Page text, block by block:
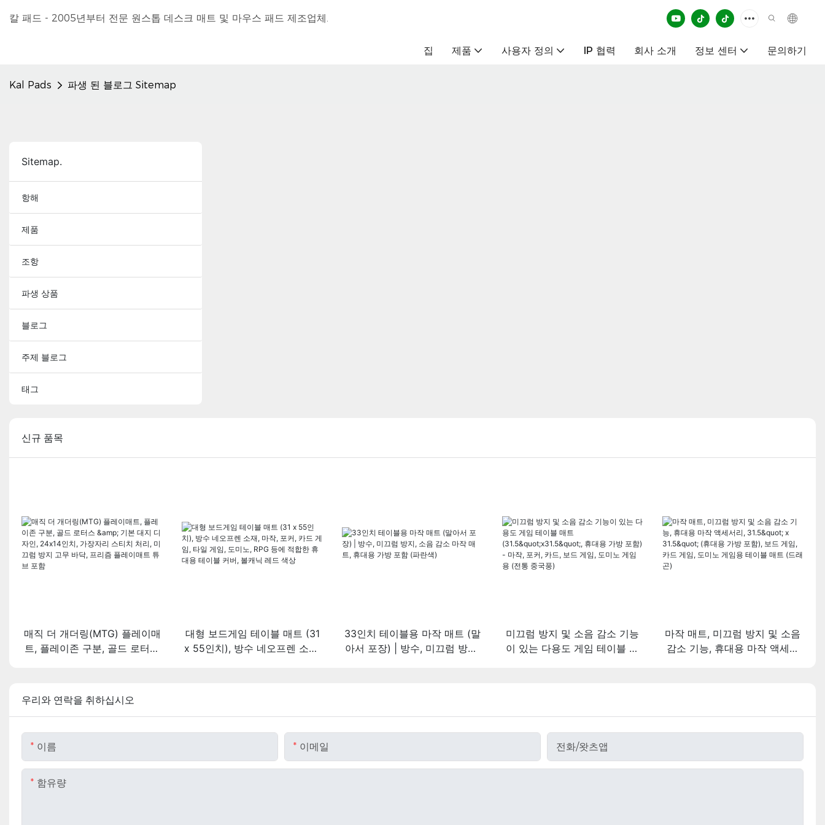
칼 패드 - 2005년부터 전문 원스톱 데스크 매트 및 마우스 패드 제조업체.
집 제품 사용자 정의 IP 협력 회사 소개 정보 센터 문의하기
Kal Pads 파생 된 블로그 Sitemap
Sitemap.
항해
제품
조항
파생 상품
블로그
주제 블로그
태그
신규 품목
매직 더 개더링(MTG) 플레이매
트, 플레이존 구분, 골드 로터스
매트 튜브 포함
대형 보드게임 테이블 매트 (31
x 55인치), 방수 네오프렌 소재,
33인치 테이블용 마작 매트 (말
아서 포장) | 방수, 미끄럼 방지,
미끄럼 방지 및 소음 감소 기능
이 있는 다용도 게임 테이블 매
마작 매트, 미끄럼 방지 및 소음
감소 기능, 휴대용 마작 액세서
우리와 연락을 취하십시오
이름 이메일 전화/왓츠앱
함유량